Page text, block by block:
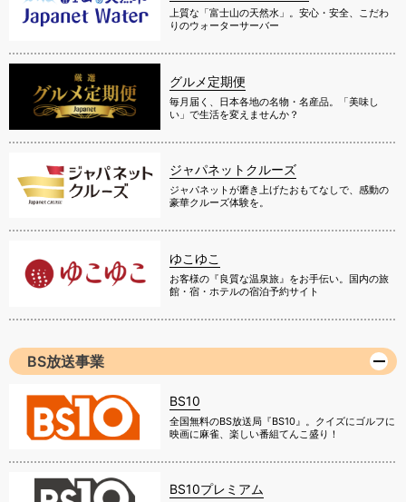
上質な「富士山の天然水」。安心・安全、こだわ
りのウォーターサーバー
グルメ定期便
毎月届く、日本各地の名物・名産品。「美味し
い」で生活を変えませんか？
ジャパネットクルーズ
ジャパネットが磨き上げたおもてなしで、感動の
豪華クルーズ体験を。
ゆこゆこ
お客様の『良質な温泉旅』をお手伝い。国内の旅
館・宿・ホテルの宿泊予約サイト
BS放送事業
BS10
全国無料のBS放送局『BS10』。クイズにゴルフに
映画に麻雀、楽しい番組てんこ盛り！
BS10プレミアム